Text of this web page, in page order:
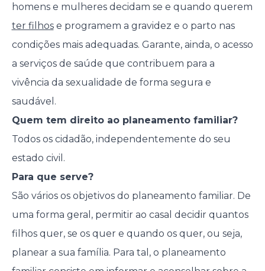
homens e mulheres decidam se e quando querem
ter filhose programem a gravidez e o parto nas
condições mais adequadas. Garante, ainda, o acesso
a serviços de saúde que contribuem para a
vivência da sexualidade de forma segura e
saudável.
Quem tem direito ao planeamento familiar?
Todos os cidadão, independentemente do seu
estado civil.
Para que serve?
São vários os objetivos do planeamento familiar. De
uma forma geral, permitir ao casal decidir quantos
filhos quer, se os quer e quando os quer, ou seja,
planear a sua família. Para tal, o planeamento